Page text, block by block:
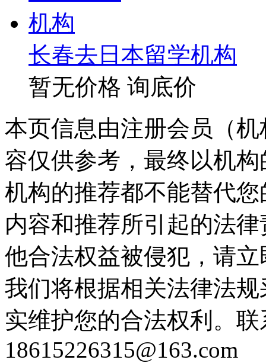
长春去日本留学机构
暂无价格 询底价
本页信息由注册会员（
容仅供参考，最终以机
机构的推荐都不能替代
内容和推荐所引起的法
他合法权益被侵犯，请
我们将根据相关法律法
实维护您的合法权利。
18615226315@163.com